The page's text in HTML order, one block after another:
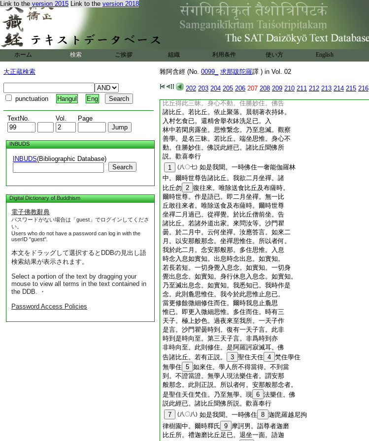
Link to the version 2015 Link to the version 2018
ホーム 検索 ご挨拶 組織 利用条件 使い方 English
大正蔵検索
punctuation Hangul Eng
TextNo. Vol. Page
INBUDS
INBUDS(Bibliographic Database)
Search
Digital Dictionary of Buddhism
電子佛教辭典
パスワードがない場合は「guest」でログインしてくださ
い。
Users who do not have a password can log in with the
userID "guest".
本文をドラッグして選択するとDDBの見出し語
検索結果が表示されます。
Select a portion of the text by dragging your
mouse to view all terms in the text contained in
the DDB. ・
Password Access Policies
雜阿含經 (No. 0099_ 求那跋陀羅譯 ) in Vol. 02
202 203 204 205 206 207 208 209 210 211 212 213 214 215 216
入舍衞城乞食。還擧衣鉢洗足已。持尼師
＊檀入安陀林。於樹下坐禪。去佛不遠。正
身不動。身心正直。勝妙思惟。爾時衆多比
丘。晡時從禪覺。往詣佛所。稽首禮佛足。退
坐一面。佛語諸比丘。汝等見尊者罽賓那
不。去我不遠。正身端坐。身心不動。住勝妙
住。諸比丘白佛。世尊。我等數見彼尊者。正
身端坐。善攝其身。不傾不動。專心勝妙。佛
告諸比丘。若比丘。修習三昧。身心安住。不
傾不動。住勝妙住者。此比丘。得此三昧。不
比丘得此三昧。身心不動。住勝妙住。佛告
諸比丘。若比丘。依止聚落。晨朝著衣持鉢。
入村乞食已。還精舍擧衣鉢洗足已。入
林中若閑房露坐。思惟繋念。乃至息滅。觀察
善學。是名三昧。若比丘。端坐思惟。身心不
動。住勝妙住。佛説此經已。諸比丘聞佛所
説。歡喜奉行
1
(八〇七) 如是我聞。一時佛住一奢能伽羅林
中。爾時世尊告諸比丘。我欲二月坐禪。諸
比丘勿 2 復往來。唯除送食比丘及布薩時。
爾時世尊。作是語已。即二月坐禪。無一比
丘敢往來者。唯除送食及布薩時。爾時世尊
坐禪二月過已。從禪覺。於比丘僧前坐。告
諸比丘。若諸外道出家。來問汝等。沙門瞿
曇。於二月中。云何坐禪。汝應答言。如來二
月。以安那般那念。坐禪思惟住。所以者何。
我於此二月。念安那般那。多住思惟。入息
時念入息如實知。出息時念出息。如實知。
若長若短。一切身覺入息念。如實知。一切身
覺出息念。如實知。身行休息入息念。如實知。
乃至滅出息念。如實知。我悉知已。我時作是
念。此則麁思惟住。我今於此思惟止息已。
當更修餘微細修住而住。爾時我息止麁思
惟已。即更入微細思惟。多住而住。時有三
天子。極上妙色。過夜來至我所。一天子作
是言。沙門瞿曇時到。復有一天子言。此非
時到是時向至。第三天子言。非爲時到亦
非時向至。此則修住。是阿羅訶寂滅耳。佛
告諸比丘。若有正説。
3 聖住天住 4 梵住學住
無學住 5 如來住。學人所不得當得。不到當
到。不證當證。無學人現法樂住者。謂安那
般那念。此則正説。所以者何。安那般那念者。
是聖住天住梵住。乃至無學。現 6 法樂住。佛
説此經已。諸比丘聞佛所説。歡喜奉行
7
(八〇八) 如是我聞。一時佛住 8 迦毘羅越尼拘
律樹園中。爾時釋氏 9 摩訶男。詣尊者迦磨
比丘所。禮迦磨比丘足已。退坐一面。語迦